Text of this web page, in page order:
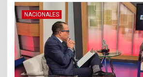
NACIONALES